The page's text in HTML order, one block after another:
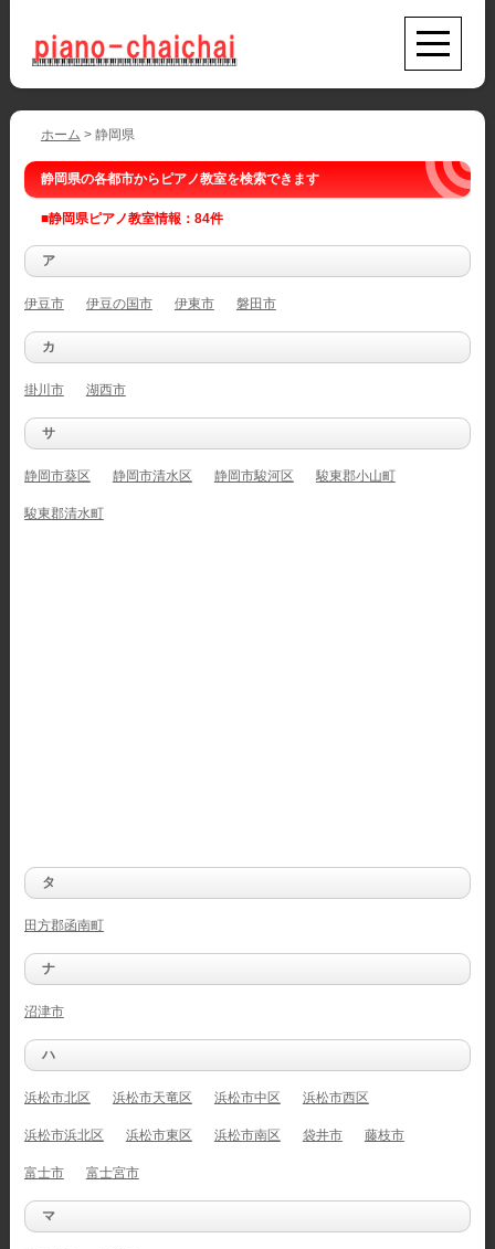
ホーム > 静岡県
静岡県の各都市からピアノ教室を検索できます
■静岡県ピアノ教室情報：84件
ア
伊豆市 伊豆の国市 伊東市 磐田市
カ
掛川市 湖西市
サ
静岡市葵区 静岡市清水区 静岡市駿河区 駿東郡小山町
駿東郡清水町
タ
田方郡函南町
ナ
沼津市
ハ
浜松市北区 浜松市天竜区 浜松市中区 浜松市西区
浜松市浜北区 浜松市東区 浜松市南区 袋井市 藤枝市
富士市 富士宮市
マ